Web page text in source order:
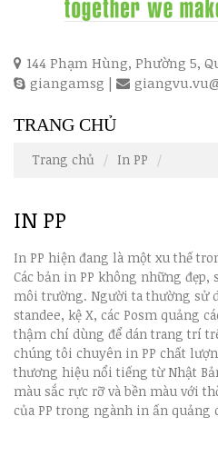
144 Phạm Hùng, Phường 5,
giangamsg |
TRANG CHỦ
Trang chủ In PP
IN PP
In PP hiện đang là một xu thế
Các bản in PP không những
môi trường. Người ta thường sử
standee, kệ X, các Posm quảng
thậm chí dùng để dán trang trí
chúng tôi chuyên in PP chất
thương hiệu nổi tiếng từ Nhật
màu sắc rực rỡ và bền màu với
của PP trong ngành in ấn quảng